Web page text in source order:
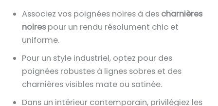
Associez vos poignées noires à des charnières
noires pour un rendu résolument chic et
uniforme.
Pour un style industriel, optez pour des
poignées robustes à lignes sobres et des
charnières visibles mate ou satinée.
Dans un intérieur contemporain, privilégiez les